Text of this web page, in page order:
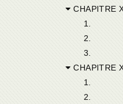
CHAPITRE
1.
2.
3.
CHAPITRE
1.
2.